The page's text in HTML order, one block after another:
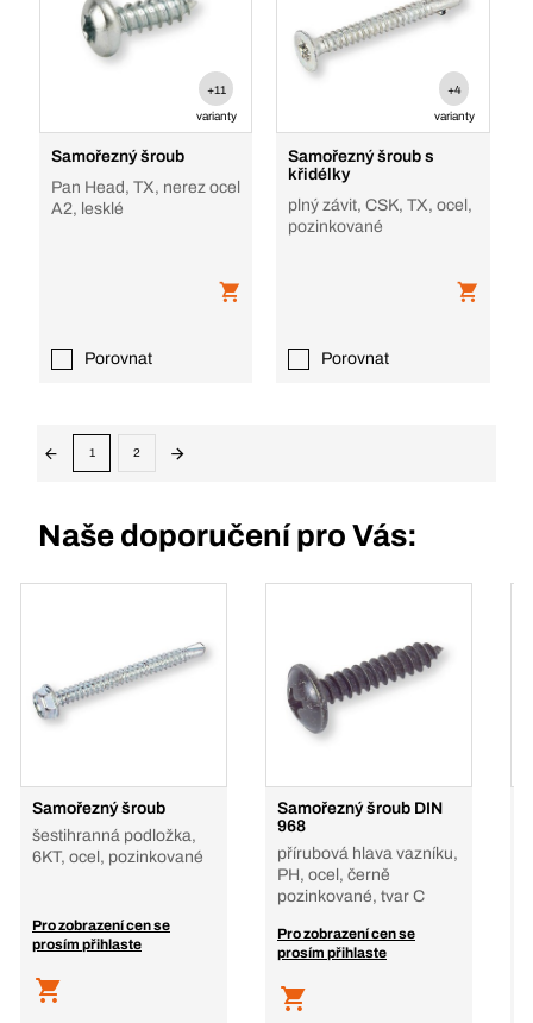
+11
varianty
Samořezný šroub
Pan Head, TX, nerez ocel
A2, lesklé
Porovnat
+4
varianty
Samořezný šroub s
křidélky
plný závit, CSK, TX, ocel,
pozinkované
Porovnat
1 2
Naše doporučení pro Vás:
Samořezný šroub
šestihranná podložka,
6KT, ocel, pozinkované
Pro zobrazení cen se
prosím přihlaste
Samořezný šroub DIN
968
přírubová hlava vazníku,
PH, ocel, černě
pozinkované, tvar C
Pro zobrazení cen se
prosím přihlaste